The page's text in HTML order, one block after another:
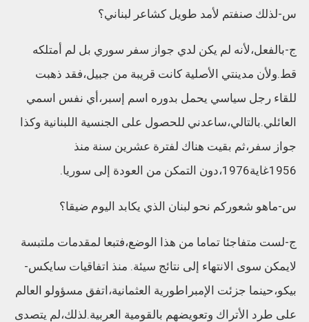
س-لذلك صنفتم لأمد طويل كشاعر لبناني؟
ج-بالفعل،لأنه لم يكن لدي جواز سفر سوري بل لم أمتلكه
قط.ولأن مدينتي الأصلية كانت قريبة من جبيل،فقد ذهبت
للقاء رجل سياسي يحمل بدوره اسم إسبر،أي نفس اسمي
العائلي.بالتالي،ساعدني للحصول على الجنسية اللبنانية وكذا
جواز سفر،ثم بقيت هناك لفترة عشرين سنة منذ
1956غاية1976،دون التمكن من العودة إلى سوريا.
س-ماهو شعوركم نحو لبنان الذي يكابد اليوم ضيقا؟
ج-لست متفاجئا تماما من هذا الوضع،فتبعا لمقدمات ملتبسة
لايمكن سوى الانتهاء إلى نتائج سيئة. منذ اتفاقيات سايكس-
بيكو،حينما جزئت الإمبراطورية العثمانية،اتفق مسؤولو العالم
على طرد الأتراك وتعويضهم بالقومية العربية.لذلك،لم يتصدى